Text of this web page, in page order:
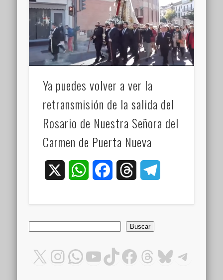
Ya puedes volver a ver la
retransmisión de la salida del
Rosario de Nuestra Señora del
Carmen de Puerta Nueva
WhatsAppFacebookThreads
Buscar
X Instagram
WhatsApp
YouTube
TikTok
Facebook
Threads
Bluesky